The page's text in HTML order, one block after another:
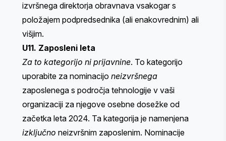
izvršnega direktorja obravnava vsakogar s
položajem podpredsednika (ali enakovrednim) ali
višjim.
U11. Zaposleni leta
Za to kategorijo ni prijavnine. To kategorijo
uporabite za nominacijo neizvršnega
zaposlenega s področja tehnologije v vaši
organizaciji za njegove osebne dosežke od
začetka leta 2024. Ta kategorija je namenjena
izključno neizvršnim zaposlenim. Nominacije